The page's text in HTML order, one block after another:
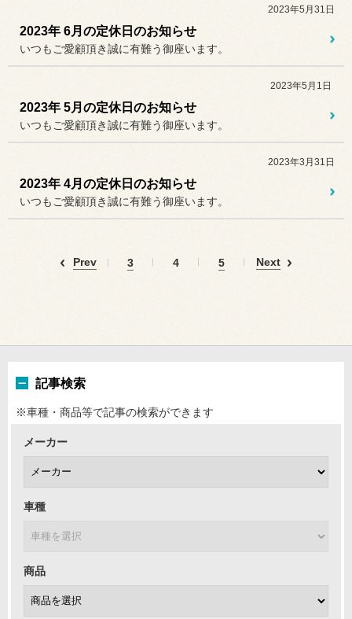
2023年5月31日
2023年 6月の定休日のお知らせ
いつもご愛顧頂き誠に有難う御座います。
2023年5月1日
2023年 5月の定休日のお知らせ
いつもご愛顧頂き誠に有難う御座います。
2023年3月31日
2023年 4月の定休日のお知らせ
いつもご愛顧頂き誠に有難う御座います。
Prev 3 4 5 Next
記事検索
※車種・商品等で記事の検索ができます
メーカー
車種
商品